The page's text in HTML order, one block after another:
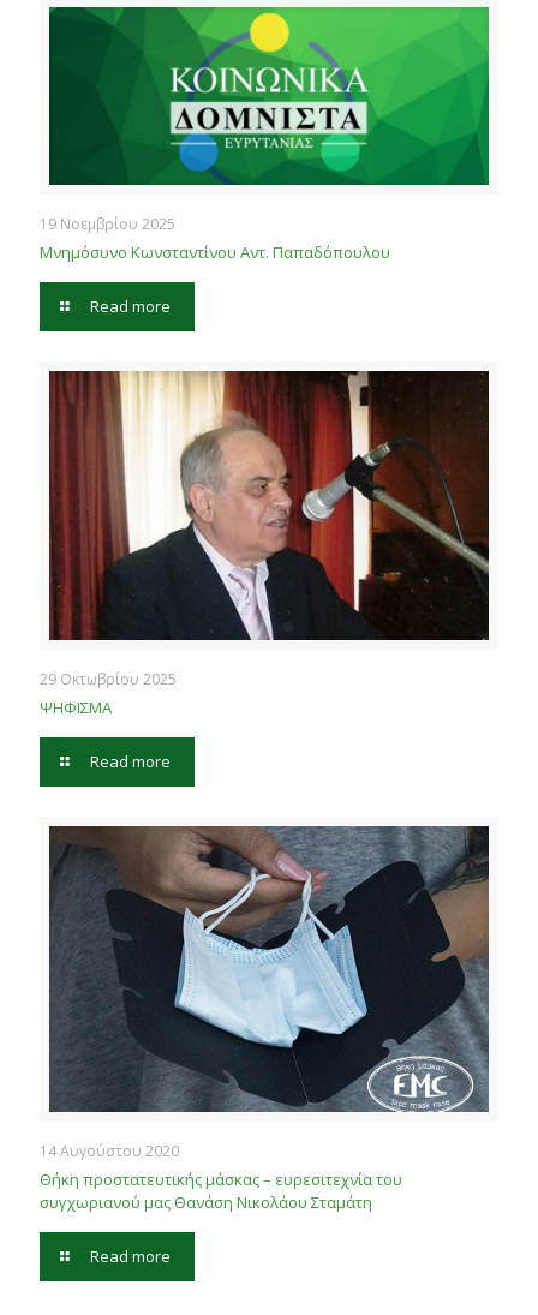
19 Νοεμβρίου 2025
Μνημόσυνο Κωνσταντίνου Αντ. Παπαδόπουλου
Read more
29 Οκτωβρίου 2025
ΨΗΦΙΣΜΑ
Read more
14 Αυγούστου 2020
Θήκη προστατευτικής μάσκας – ευρεσιτεχνία του
συγχωριανού μας Θανάση Νικολάου Σταμάτη
Read more